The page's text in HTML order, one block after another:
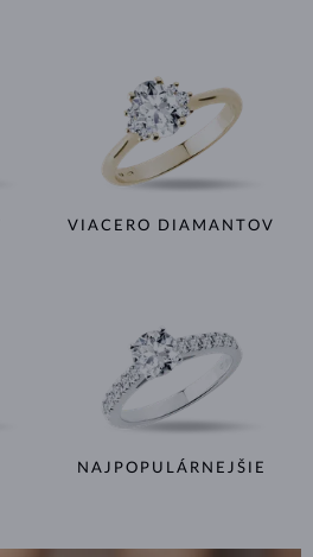
VIACERO DIAMANTOV
NAJPOPULÁRNEJŠIE